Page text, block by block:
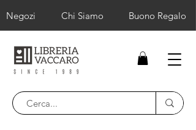
Negozi Chi Siamo Buono Regalo
Sconto -50% scuola media e -30% superiore